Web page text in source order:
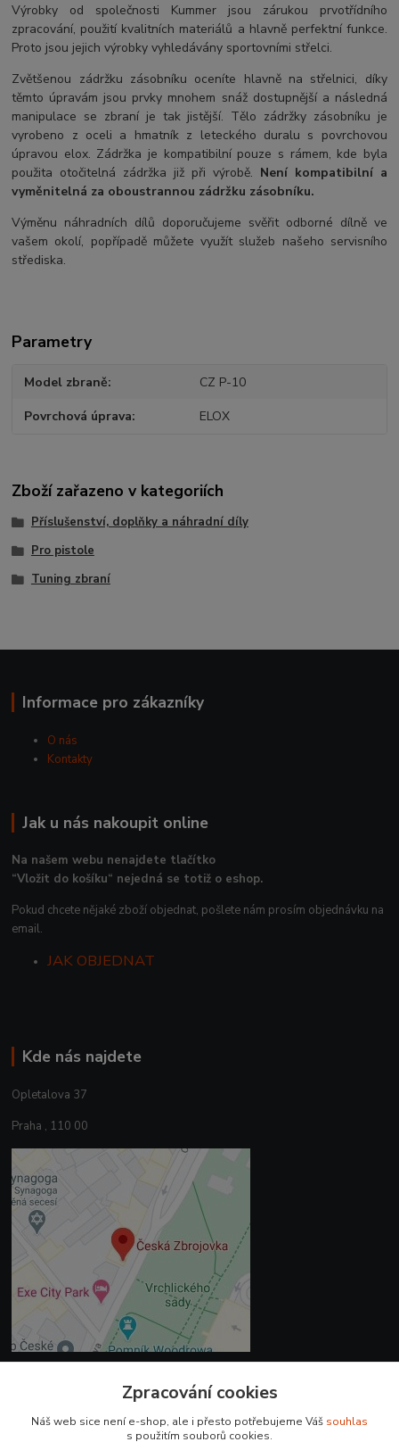
Výrobky od společnosti Kummer jsou zárukou prvotřídního
zpracování, použití kvalitních materiálů a hlavně perfektní funkce.
Proto jsou jejich výrobky vyhledávány sportovními střelci.
Zvětšenou zádržku zásobníku oceníte hlavně na střelnici, díky
těmto úpravám jsou prvky mnohem snáž dostupnější a následná
manipulace se zbraní je tak jistější. Tělo zádržky zásobníku je
vyrobeno z oceli a hmatník z leteckého duralu s povrchovou
úpravou elox. Zádržka je kompatibilní pouze s rámem, kde byla
použita otočitelná zádržka již při výrobě. Není kompatibilní a
vyměnitelná za oboustrannou zádržku zásobníku.
Výměnu náhradních dílů doporučujeme svěřit odborné dílně ve
vašem okolí, popřípadě můžete využít služeb našeho servisního
střediska.
Parametry
Model zbraně CZ P-10
Povrchová úprava ELOX
Zboží zařazeno v kategoriích
Příslušenství, doplňky a náhradní díly
Pro pistole
Tuning zbraní
Informace pro zákazníky
O nás
Kontakty
Jak u nás nakoupit online
Na našem webu nenajdete tlačítko
“Vložit do košíku“ nejedná se totiž o eshop.
Pokud chcete nějaké zboží objednat, pošlete nám prosím objednávku na
email.
JAK OBJEDNAT
Kde nás najdete
Opletalova 37
Praha , 110 00
+420 225 375 800
Zpracování cookies
Náš web sice není e-shop, ale i přesto potřebujeme Váš souhlas
s použitím souborů cookies.